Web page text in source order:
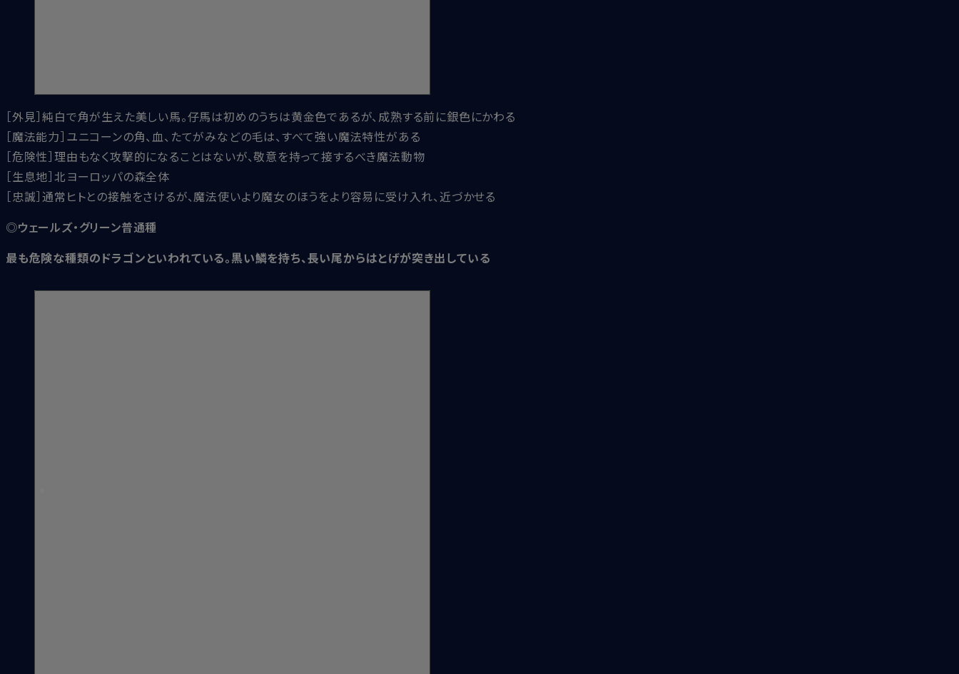
［外見］純白で角が生えた美しい馬。仔馬は初めのうちは黄金色であるが、成熟する前に銀色にかわる
［魔法能力］ユニコーンの角、血、たてがみなどの毛は、すべて強い魔法特性がある
［危険性］理由もなく攻撃的になることはないが、敬意を持って接するべき魔法動物
［生息地］北ヨーロッパの森全体
［忠誠］通常ヒトとの接触をさけるが、魔法使いより魔女のほうをより容易に受け入れ、近づかせる
◎ウェールズ・グリーン普通種
最も危険な種類のドラゴンといわれている。黒い鱗を持ち、長い尾からはとげが突き出している